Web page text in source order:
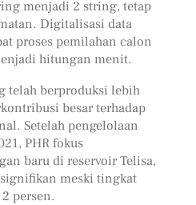
menjadi 2 string, tetap
Digitalisasi data
proses pemilahan calon
hitungan menit.
telah berproduksi lebih
besar terhadap
Setelah pengelolaan
PHR fokus
baru di reservoir Telisa,
meski tingkat
persen.